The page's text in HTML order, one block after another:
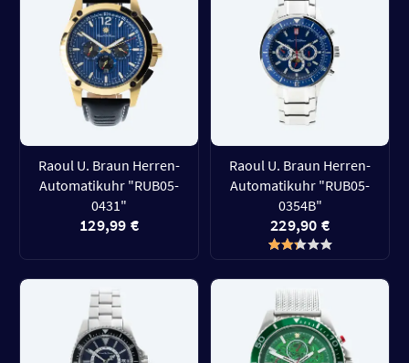
Raoul U. Braun Herren-
Automatikuhr "RUB05-
0431"
129,99 €
Raoul U. Braun Herren-
Automatikuhr "RUB05-
0354B"
229,90 €